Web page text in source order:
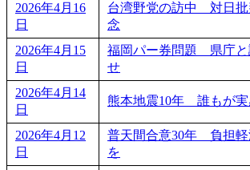
2026年4月16
日
台湾野党の訪中 対日批
念
2026年4月15
日
福岡パー券問題 県庁と
せ
2026年4月14
日
熊本地震10年 誰もが実
2026年4月12
日
普天間合意30年 負担軽
を